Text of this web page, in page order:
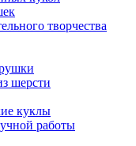
творчества
шерсти
куклы
работы